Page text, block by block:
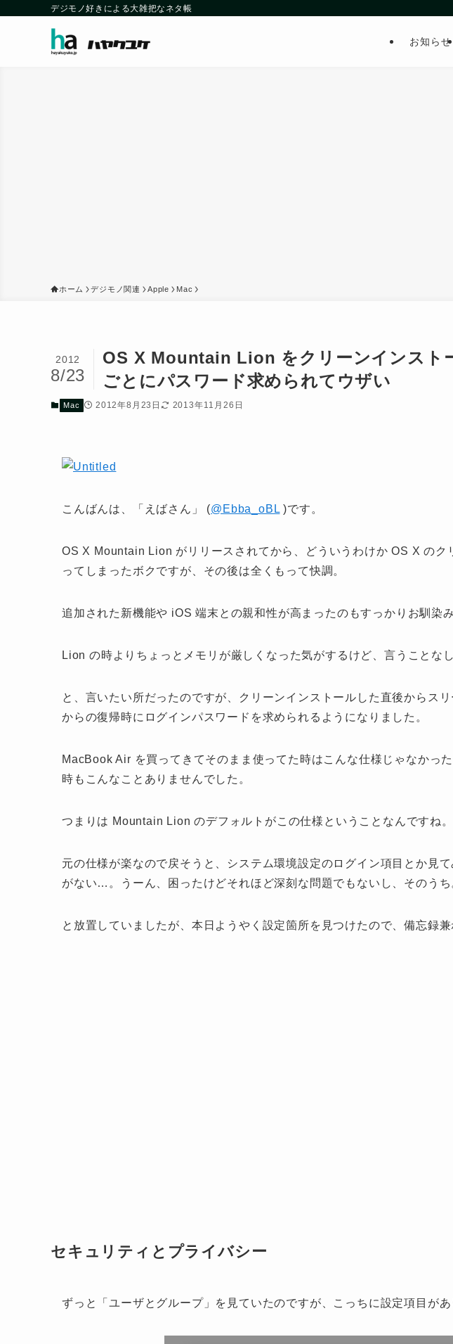
デジモノ好きによる大雑把なネタ帳
お知らせ
ホーム デジモノ関連 Apple Mac
OS X Mountain Lion をクリーンインスト
ごとにパスワード求められてウザい
2012
8/23
Mac 2012年8月23日 2013年11月26日
こんばんは、「えばさん」 (@Ebba_oBL )です。
OS X Mountain Lion がリリースされてから、どういうわけか OS X のク
ってしまったボクですが、その後は全くもって快調。
追加された新機能や iOS 端末との親和性が高まったのもすっかりお馴染
Lion の時よりちょっとメモリが厳しくなった気がするけど、言うことなし
と、言いたい所だったのですが、クリーンインストールした直後からス
からの復帰時にログインパスワードを求められるようになりました。
MacBook Air を買ってきてそのまま使ってた時はこんな仕様じゃなかっ
時もこんなことありませんでした。
つまりは Mountain Lion のデフォルトがこの仕様ということなんですね。
元の仕様が楽なので戻そうと、システム環境設定のログイン項目とか見
がない…。うーん、困ったけどそれほど深刻な問題でもないし、そのうち
と放置していましたが、本日ようやく設定箇所を見つけたので、備忘録兼
セキュリティとプライバシー
ずっと「ユーザとグループ」を見ていたのですが、こっちに設定項目があ